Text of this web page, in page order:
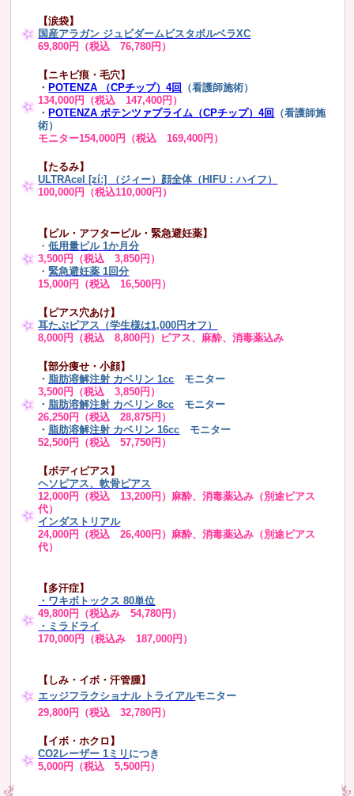
【涙袋】
国産アラガン ジュビダームビスタボルベラXC
69,800円（税込 76,780円）
【ニキビ痕・毛穴】
・ POTENZA （CPチップ）4回
（看護師施術）
134,000円（税込 147,400円）
・ POTENZA ポテンツァプライム（CPチップ）4回
（看護師施
術）
モニター154,000円（税込 169,400円）
【たるみ】
ULTRAcel [zíː] （ジィー）顔全体（HIFU：ハイフ）
100,000円（税込110,000円）
【ピル・アフターピル・緊急避妊薬】
・低用量ピル 1か月分
3,500円（税込 3,850円）
・緊急避妊薬 1回分
15,000円（税込 16,500円）
【ピアス穴あけ】
耳たぶピアス（学生様は1,000円オフ）
8,000円（税込 8,800円）ピアス、麻酔、消毒薬込み
【部分痩せ・小顔】
・ 脂肪溶解注射 カベリン 1cc モニター
3,500円（税込 3,850円）
・ 脂肪溶解注射 カベリン 8cc モニター
26,250円（税込 28,875円）
・ 脂肪溶解注射 カベリン 16cc
モニター
52,500円（税込 57,750円）
【ボディピアス】
ヘソピアス、軟骨ピアス
12,000円（税込 13,200円）麻酔、消毒薬込み（別途ピアス
代）
インダストリアル
24,000円（税込 26,400円）麻酔、消毒薬込み（別途ピアス
代）
【多汗症】
・ ワキボトックス 80単位
49,800円（税込み 54,780円）
・ミラドライ
170,000円（税込み 187,000円）
【しみ・イボ・汗管腫】
エッジフラクショナル トライアルモニター
29,800円（税込 32,780円）
【イボ・ホクロ】
CO2レーザー 1ミリ につき
5,000円（税込 5,500円）